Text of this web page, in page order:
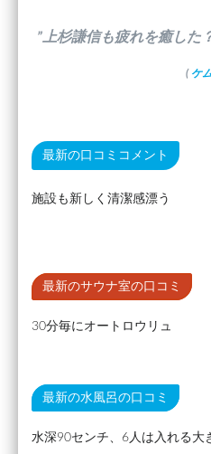
”上杉謙信も疲れを癒した
( ケ
最新の口コミコメント
施設も新しく清潔感漂う
最新のサウナ室の口コミ
30分毎にオートロウリュ
最新の水風呂の口コミ
水深90センチ、6人は入れる大